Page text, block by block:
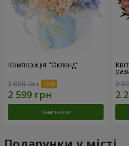
Композиція "Окленд"
3 058 грн
Замовити
2